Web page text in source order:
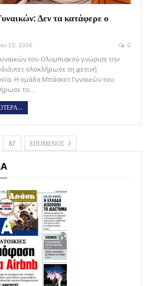
Δεν τα κατάφερε ο
22, 2026 0
του Ολυμπιακού γνώρισε την
ολοκλήρωσε τη φετινή
Η ομάδα Μπάσκετ Γυναικών του
το…
87 ΕΠΟΜΕΝΟΣ